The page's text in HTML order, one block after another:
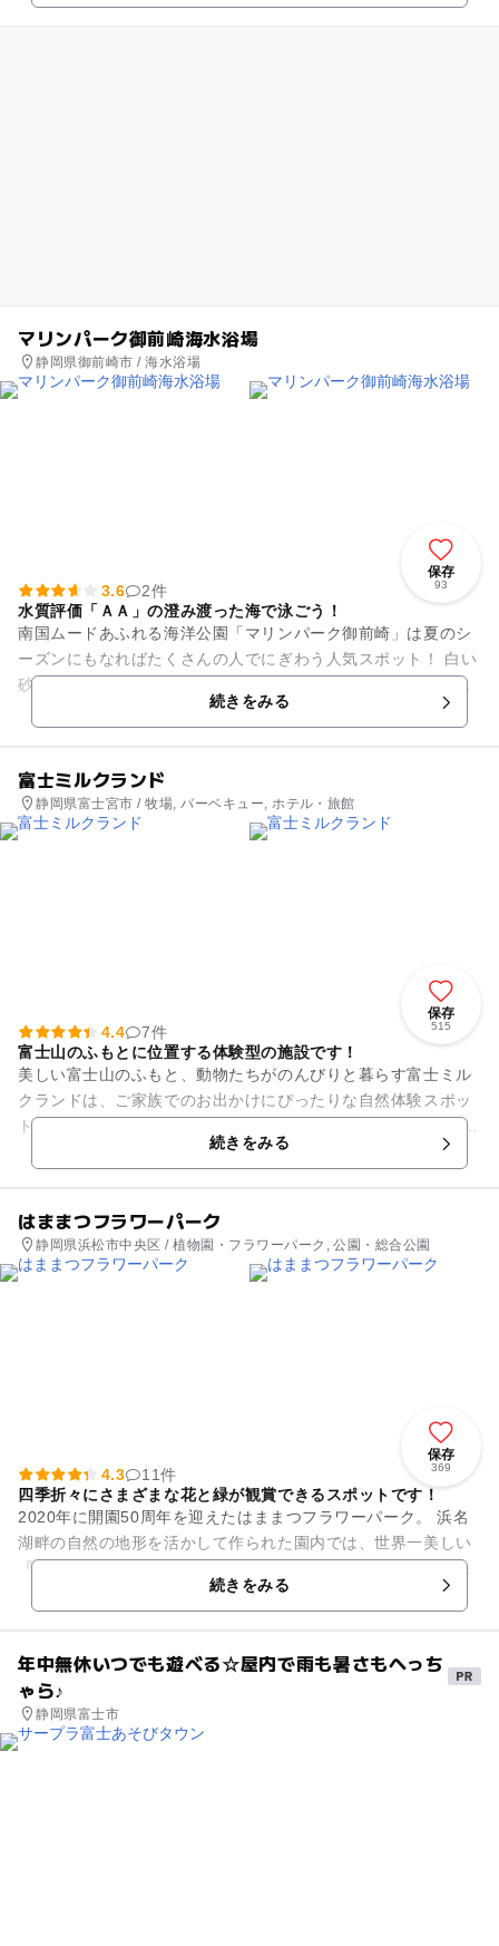
マリンパーク御前崎海水浴場
静岡県御前崎市 / 海水浴場
保存
93
3.6
2件
水質評価「ＡＡ」の澄み渡った海で泳ごう！
南国ムードあふれる海洋公園「マリンパーク御前崎」は夏のシ
ーズンにもなればたくさんの人でにぎわう人気スポット！ 白い
砂浜輝く美しい景色と、快適で安全な入江式の海水浴場は子ど
も連れのファミリーにもお...続きをみる
富士ミルクランド
静岡県富士宮市 / 牧場, バーベキュー, ホテル・旅館
保存
515
4.4
7件
富士山のふもとに位置する体験型の施設です！
美しい富士山のふもと、動物たちがのんびりと暮らす富士ミル
クランドは、ご家族でのお出かけにぴったりな自然体験スポッ
ト。 動物とのふれあい、バター作り体験やBBQやお食事などが
続きをみる
はままつフラワーパーク
静岡県浜松市中央区 / 植物園・フラワーパーク, 公園・総合公園
保存
369
4.3
11件
四季折々にさまざまな花と緑が観賞できるスポットです！
2020年に開園50周年を迎えたはままつフラワーパーク。 浜名
湖畔の自然の地形を活かして作られた園内では、世界一美しい
『桜とチューリップの庭園』をはじめ、フジ、バラ、ハナショ
続きをみる
年中無休いつでも遊べる☆屋内で雨も暑さもへっち
ゃら♪
静岡県富士市